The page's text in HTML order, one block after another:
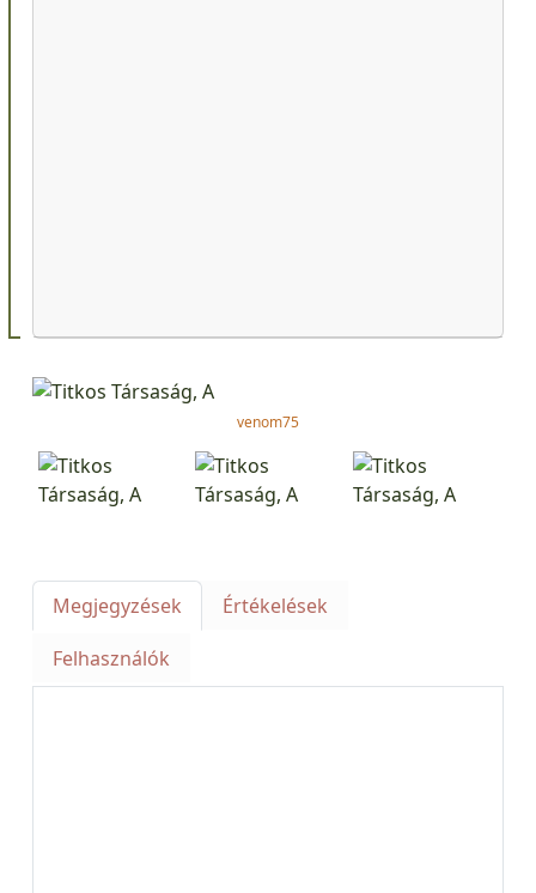
venom75
Megjegyzések
Értékelések
Felhasználók